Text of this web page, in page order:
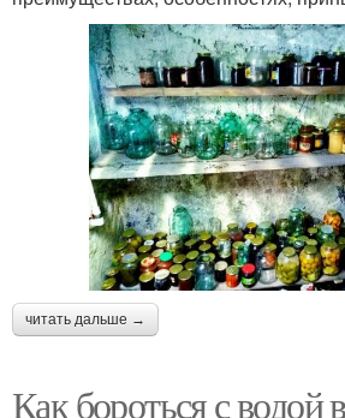
читать дальше →
Как бороться с водой